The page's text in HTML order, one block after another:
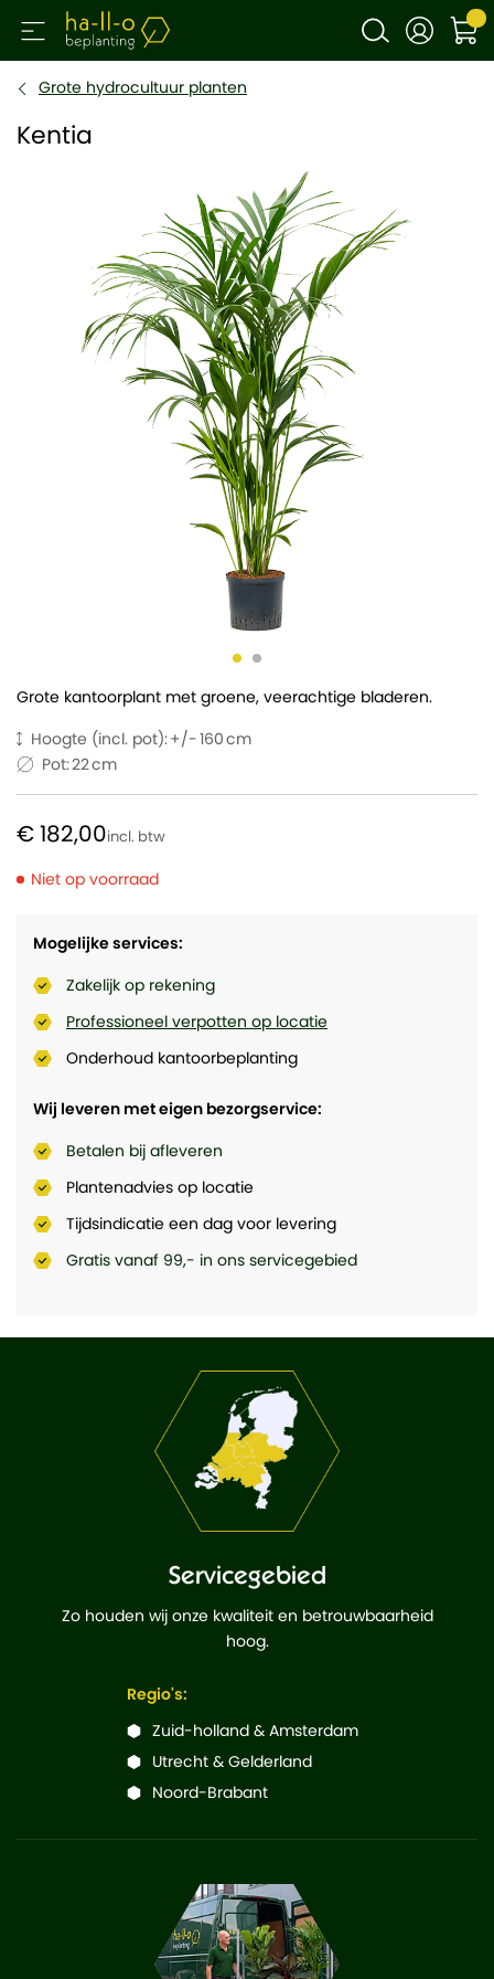
Grote hydrocultuur planten
Kentia
Hoogte (incl. pot):
160
Pot:22
Mogelijke services:
Zakelijk op rekening
Professioneel verpotten op locatie
Onderhoud kantoorbeplanting
Wij leveren met eigen bezorgservice:
Betalen bij afleveren
Plantenadvies op locatie
Tijdsindicatie een dag voor levering
Gratis vanaf 99,- in ons servicegebied
Grote kantoorplant met groene, veerachtige bladeren.
€ 182,00
Niet op voorraad
Servicegebied
Zo houden wij onze kwaliteit en betrouwbaarheid
hoog.
Regio's:
Zuid-holland & Amsterdam
Utrecht & Gelderland
Noord-Brabant